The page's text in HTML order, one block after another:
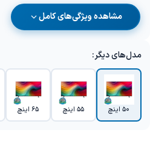
مشاهده ویژگی‌های کامل
مدل‌های دیگر:
50 اینچ 55 اینچ 65 اینچ